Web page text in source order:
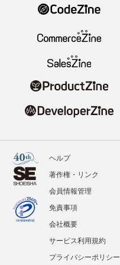
ヘルプ
著作権・リンク
会員情報管理
免責事項
会社概要
サービス利用規約
プライバシーポリシー